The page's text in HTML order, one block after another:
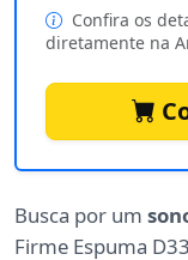
Confira os
diretamente na
Busca por um
Firme Espuma